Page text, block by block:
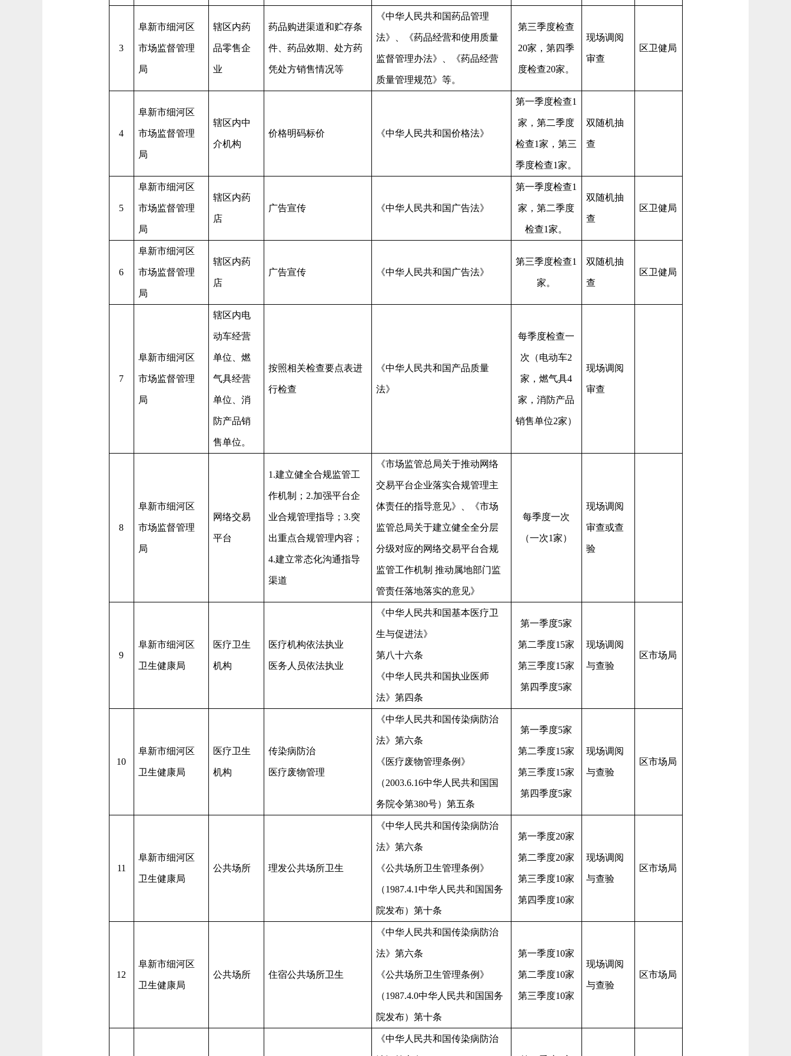
3
阜新市细河区
市场监督管理
局
辖区内药
品零售企
业
药品购进渠道和贮存条
件、药品效期、处方药
凭处方销售情况等
《中华人民共和国药品管理
法》、《药品经营和使用质量
监督管理办法》、《药品经营
质量管理规范》等。
第三季度检查
20家，第四季
度检查20家。
现场调阅
审查
区卫健局
4
阜新市细河区
市场监督管理
局
辖区内中
介机构
价格明码标价 《中华人民共和国价格法》
第一季度检查1
家，第二季度
检查1家，第三
季度检查1家。
双随机抽
查
5
阜新市细河区
市场监督管理
局
辖区内药
店
广告宣传 《中华人民共和国广告法》
第一季度检查1
家，第二季度
检查1家。
双随机抽
查
区卫健局
6
阜新市细河区
市场监督管理
局
辖区内药
店
广告宣传 《中华人民共和国广告法》
第三季度检查1
家。
双随机抽
查
区卫健局
7
阜新市细河区
市场监督管理
局
辖区内电
动车经营
单位、燃
气具经营
单位、消
防产品销
售单位。
按照相关检查要点表进
行检查
《中华人民共和国产品质量
法》
每季度检查一
次（电动车2
家，燃气具4
家，消防产品
销售单位2家）
现场调阅
审查
8
阜新市细河区
市场监督管理
局
网络交易
平台
1.建立健全合规监管工
作机制；2.加强平台企
业合规管理指导；3.突
出重点合规管理内容；
4.建立常态化沟通指导
渠道
《市场监管总局关于推动网络
交易平台企业落实合规管理主
体责任的指导意见》、《市场
监管总局关于建立健全全分层
分级对应的网络交易平台合规
监管工作机制 推动属地部门监
管责任落地落实的意见》
每季度一次
（一次1家）
现场调阅
审查或查
验
9
阜新市细河区
卫生健康局
医疗卫生
机构
医疗机构依法执业
医务人员依法执业
《中华人民共和国基本医疗卫
生与促进法》
第八十六条
《中华人民共和国执业医师
法》第四条
第一季度5家
第二季度15家
第三季度15家
第四季度5家
现场调阅
与查验
区市场局
10
阜新市细河区
卫生健康局
医疗卫生
机构
传染病防治
医疗废物管理
《中华人民共和国传染病防治
法》第六条
《医疗废物管理条例》
（2003.6.16中华人民共和国国
务院令第380号）第五条
第一季度5家
第二季度15家
第三季度15家
第四季度5家
现场调阅
与查验
区市场局
11
阜新市细河区
卫生健康局
公共场所 理发公共场所卫生
《中华人民共和国传染病防治
法》第六条
《公共场所卫生管理条例》
（1987.4.1中华人民共和国国务
院发布）第十条
第一季度20家
第二季度20家
第三季度10家
第四季度10家
现场调阅
与查验
区市场局
12
阜新市细河区
卫生健康局
公共场所 住宿公共场所卫生
《中华人民共和国传染病防治
法》第六条
《公共场所卫生管理条例》
（1987.4.0中华人民共和国国务
院发布）第十条
第一季度10家
第二季度10家
第三季度10家
现场调阅
与查验
区市场局
《中华人民共和国传染病防治